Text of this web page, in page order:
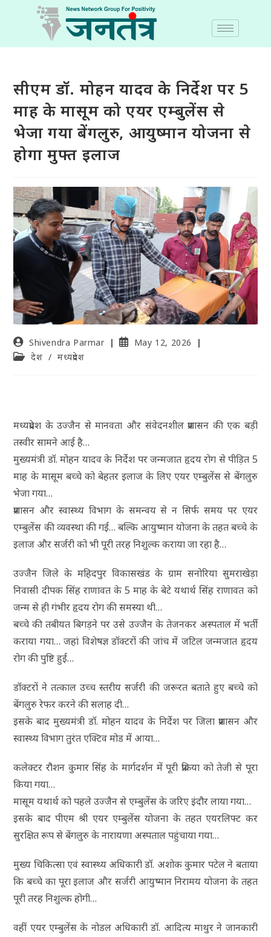
सीएम डॉ. मोहन यादव के निर्देश पर 5
माह के मासूम को एयर एम्बुलेंस से
भेजा गया बेंगलुरु, आयुष्मान योजना से
होगा मुफ्त इलाज
Shivendra Parmar
May 12, 2026
देश / मध्यप्रदेश
मध्यप्रदेश के उज्जैन से मानवता और संवेदनशील प्रशासन की एक बड़ी
तस्वीर सामने आई है…
मुख्यमंत्री डॉ. मोहन यादव के निर्देश पर जन्मजात हृदय रोग से पीड़ित 5
माह के मासूम बच्चे को बेहतर इलाज के लिए एयर एम्बुलेंस से बेंगलुरु
भेजा गया…
प्रशासन और स्वास्थ्य विभाग के समन्वय से न सिर्फ समय पर एयर
एम्बुलेंस की व्यवस्था की गई… बल्कि आयुष्मान योजना के तहत बच्चे के
इलाज और सर्जरी को भी पूरी तरह निशुल्क कराया जा रहा है…
उज्जैन जिले के महिदपुर विकासखंड के ग्राम सनोरिया सुमराखेड़ा
निवासी दीपक सिंह राणावत के 5 माह के बेटे यथार्थ सिंह राणावत को
जन्म से ही गंभीर हृदय रोग की समस्या थी…
बच्चे की तबीयत बिगड़ने पर उसे उज्जैन के तेजनकर अस्पताल में भर्ती
कराया गया… जहां विशेषज्ञ डॉक्टरों की जांच में जटिल जन्मजात हृदय
रोग की पुष्टि हुई…
डॉक्टरों ने तत्काल उच्च स्तरीय सर्जरी की जरूरत बताते हुए बच्चे को
बेंगलुरु रेफर करने की सलाह दी…
इसके बाद मुख्यमंत्री डॉ. मोहन यादव के निर्देश पर जिला प्रशासन और
स्वास्थ्य विभाग तुरंत एक्टिव मोड में आया…
कलेक्टर रौशन कुमार सिंह के मार्गदर्शन में पूरी प्रक्रिया को तेजी से पूरा
किया गया…
मासूम यथार्थ को पहले उज्जैन से एम्बुलेंस के जरिए इंदौर लाया गया…
इसके बाद पीएम श्री एयर एम्बुलेंस योजना के तहत एयरलिफ्ट कर
सुरक्षित रूप से बेंगलुरु के नारायणा अस्पताल पहुंचाया गया…
मुख्य चिकित्सा एवं स्वास्थ्य अधिकारी डॉ. अशोक कुमार पटेल ने बताया
कि बच्चे का पूरा इलाज और सर्जरी आयुष्मान निरामय योजना के तहत
पूरी तरह निशुल्क होगी…
वहीं एयर एम्बुलेंस के नोडल अधिकारी डॉ. आदित्य माथुर ने जानकारी